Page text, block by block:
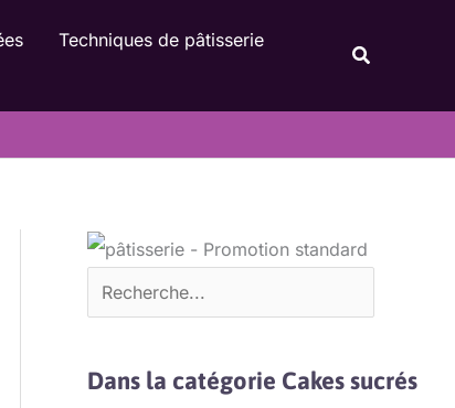
Techniques de pâtisserie
Dans la catégorie Cakes sucrés